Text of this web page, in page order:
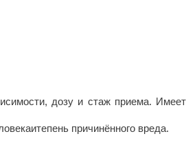
дозу и стаж приема. Имеет
причинённого вреда.